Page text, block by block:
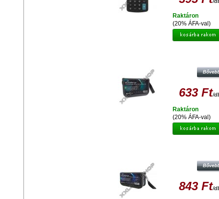
(20% ÁFA-val)
Raktáron
633 Ft/
(20% ÁFA-val)
Raktáron
843 Ft/